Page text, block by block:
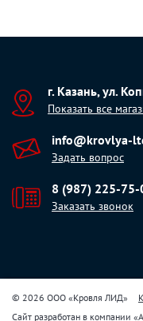
г. Казань, ул.
Показать все
info@krovlya-
Задать вопрос
8 (987) 225-75-
Заказать звонок
© 2026 ООО «Кровля ЛИД»
Сайт разработан в компании «